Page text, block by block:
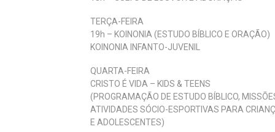
TERÇA-FEIRA
19h – KOINONIA (ESTUDO BÍBLICO E ORAÇÃO)
KOINONIA INFANTO-JUVENIL
QUARTA-FEIRA
CRISTO É VIDA – KIDS & TEENS
(PROGRAMAÇÃO DE ESTUDO BÍBLICO,
ATIVIDADES SÓCIO-ESPORTIVAS PARA
E ADOLESCENTES)